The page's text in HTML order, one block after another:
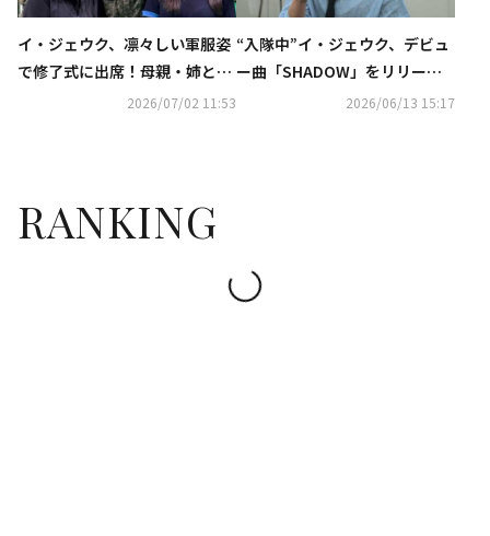
イ・ジェウク、凛々しい軍服姿
で修了式に出席！母親・姉との
記念ショットが話題に2026/07/02 11:53
“入隊中”イ・ジェウク、デビュ
ー曲「SHADOW」をリリー
ス！2AM スロンがプロデュース
2026/06/13 15:17
RANKING